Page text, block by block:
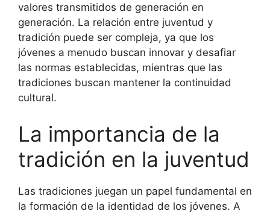
valores transmitidos de generación en
generación. La relación entre juventud y
tradición puede ser compleja, ya que los
jóvenes a menudo buscan innovar y desafiar
las normas establecidas, mientras que las
tradiciones buscan mantener la continuidad
cultural.
La importancia de la
tradición en la juventud
Las tradiciones juegan un papel fundamental en
la formación de la identidad de los jóvenes. A